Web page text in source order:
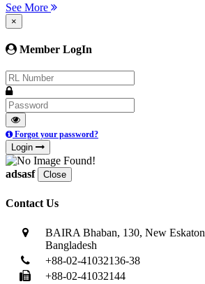
See More
×
Member LogIn
Forgot your password?
Login
adsasf Close
Contact Us
BAIRA Bhaban, 130, New
Bangladesh
+88-02-41032136-38
+88-02-41032144